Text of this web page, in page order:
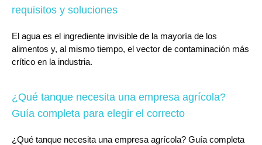
requisitos y soluciones
El agua es el ingrediente invisible de la mayoría de los
alimentos y, al mismo tiempo, el vector de contaminación más
crítico en la industria.
¿Qué tanque necesita una empresa agrícola?
Guía completa para elegir el correcto
¿Qué tanque necesita una empresa agrícola? Guía completa